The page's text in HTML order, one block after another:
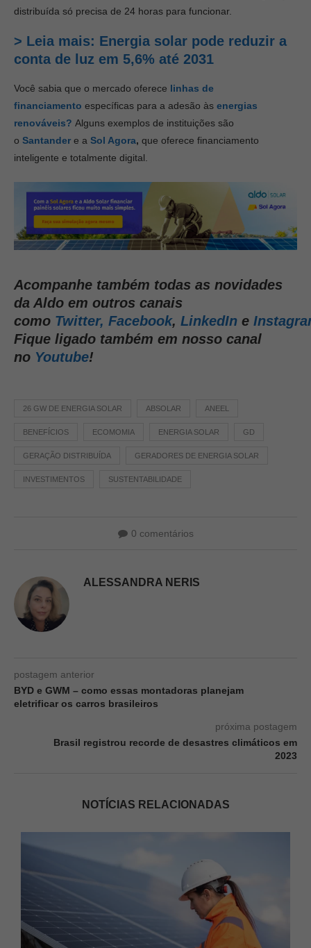
distribuída só precisa de 24 horas para funcionar.
> Leia mais: Energia solar pode reduzir a
conta de luz em 5,6% até 2031
Você sabia que o mercado oferece linhas de
financiamento específicas para a adesão às energias
renováveis? Alguns exemplos de instituições são
o Santander e a Sol Agora, que oferece financiamento
inteligente e totalmente digital.
Acompanhe também todas as novidades
da Aldo em outros canais
como Twitter, Facebook, LinkedIn e
Fique ligado também em nosso canal
no Youtube!
26 GW DE ENERGIA SOLAR ABSOLAR ANEEL
BENEFÍCIOS ECOMOMIA ENERGIA SOLAR GD
GERAÇÃO DISTRIBUÍDA GERADORES DE ENERGIA SOLAR
INVESTIMENTOS SUSTENTABILIDADE
0 comentários
ALESSANDRA NERIS
postagem anterior
BYD e GWM – como essas montadoras planejam
eletrificar os carros brasileiros
próxima postagem
Brasil registrou recorde de desastres climáticos em
2023
NOTÍCIAS RELACIONADAS